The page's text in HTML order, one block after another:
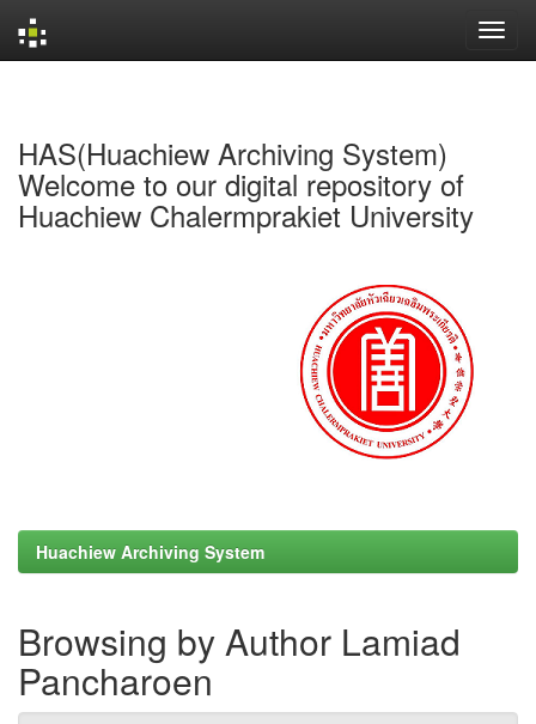
HAS(Huachiew Archiving System)
Welcome to our digital repository of
Huachiew Chalermprakiet University
Huachiew Archiving System
Browsing by Author Lamiad
Pancharoen